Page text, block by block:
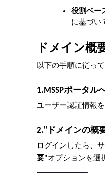
役割ベー
に基づい
ドメイン概
以下の手順に従っ
1.MSSPポータル
ユーザー認証情報
2."ドメインの概
ログインしたら、
要"オプションを選